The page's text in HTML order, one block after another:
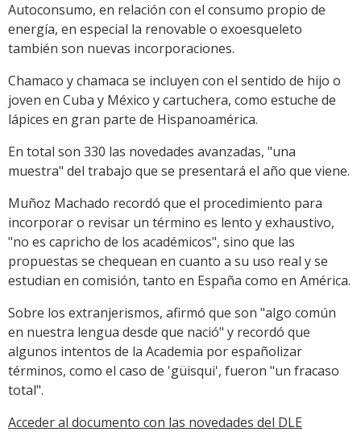
Autoconsumo, en relación con el consumo propio de
energía, en especial la renovable o exoesqueleto
también son nuevas incorporaciones.
Chamaco y chamaca se incluyen con el sentido de hijo o
joven en Cuba y México y cartuchera, como estuche de
lápices en gran parte de Hispanoamérica.
En total son 330 las novedades avanzadas, "una
muestra" del trabajo que se presentará el año que viene.
Muñoz Machado recordó que el procedimiento para
incorporar o revisar un término es lento y exhaustivo,
"no es capricho de los académicos", sino que las
propuestas se chequean en cuanto a su uso real y se
estudian en comisión, tanto en España como en América.
Sobre los extranjerismos, afirmó que son "algo común
en nuestra lengua desde que nació" y recordó que
algunos intentos de la Academia por españolizar
términos, como el caso de 'güisqui', fueron "un fracaso
total".
Acceder al documento con las novedades del DLE